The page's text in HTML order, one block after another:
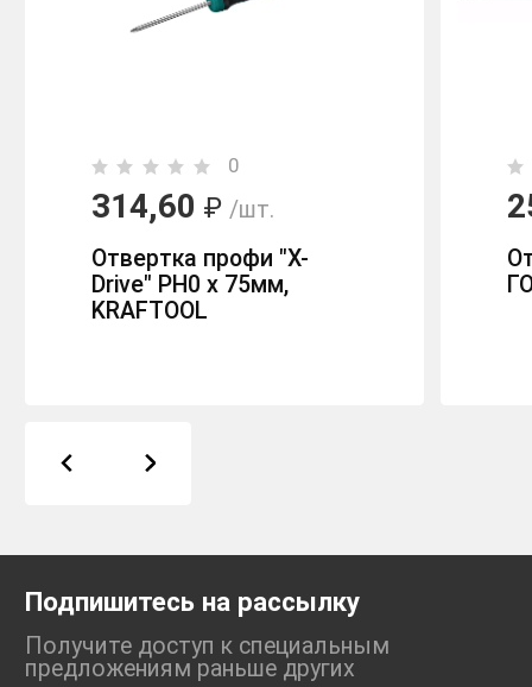
0
314,60 ₽ /шт.
Отвертка профи "X-
Drive" PH0 х 75мм,
KRAFTOOL
Подпишитесь на рассылку
Получите доступ к специальным
предложениям раньше других